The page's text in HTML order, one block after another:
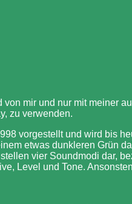
mir und nur mit meiner
zu verwenden.
vorgestellt und wird bis
etwas dunkleren Grün
vier Soundmodi dar,
Level und Tone.